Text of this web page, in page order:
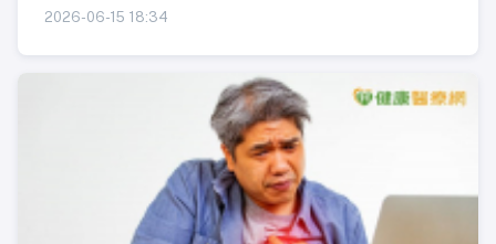
2026-06-15 18:34